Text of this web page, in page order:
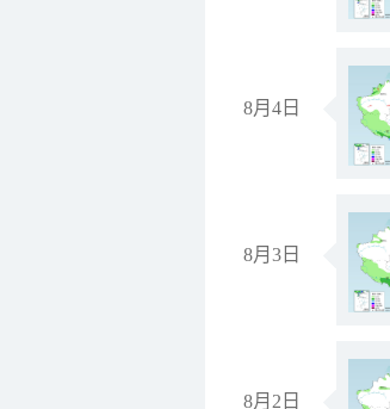
8月4日
8月3日
8月2日